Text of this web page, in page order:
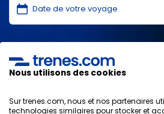
protection des données
ONLINE TRAVEL SOLUTIONS.
Nous utilisons des cookies
Sur trenes.com, nous et nos partenaires
technologies similaires pour stocker et